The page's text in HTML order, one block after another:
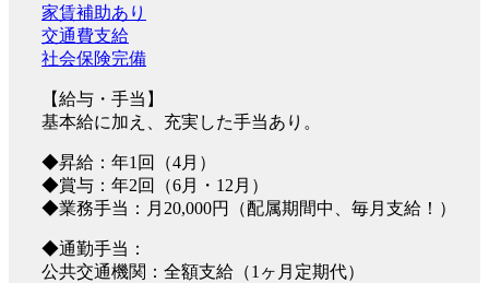
家賃補助あり
交通費支給
社会保険完備
【給与・手当】
基本給に加え、充実した手当あり。
◆昇給：年1回（4月）
◆賞与：年2回（6月・12月）
◆業務手当：月20,000円（配属期間中、毎月支給！）
◆通勤手当：
公共交通機関：全額支給（1ヶ月定期代）